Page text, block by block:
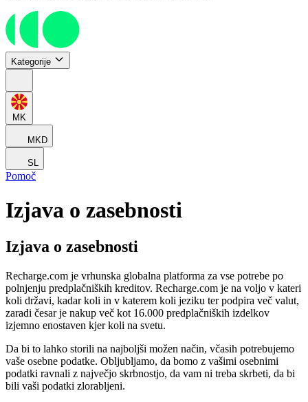
Kategorije
MK
MKD
SL
Pomoč
Izjava o zasebnosti
Izjava o zasebnosti
Recharge.com je vrhunska globalna platforma za vse potrebe po
polnjenju predplačniških kreditov. Recharge.com je na voljo v kateri
koli državi, kadar koli in v katerem koli jeziku ter podpira več valut,
zaradi česar je nakup več kot 16.000 predplačniških izdelkov
izjemno enostaven kjer koli na svetu.
Da bi to lahko storili na najboljši možen način, včasih potrebujemo
vaše osebne podatke. Obljubljamo, da bomo z vašimi osebnimi
podatki ravnali z največjo skrbnostjo, da vam ni treba skrbeti, da bi
bili vaši podatki zlorabljeni.